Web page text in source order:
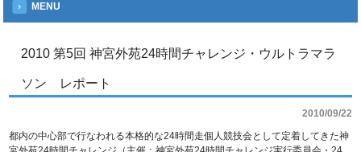
MENU
2010 第5回 神宮外苑24時間チャレンジ・ウルトラマラ
ソン レポート
2010/09/22
都内の中心部で行なわれる本格的な24時間走個人競技会として定着してきた神